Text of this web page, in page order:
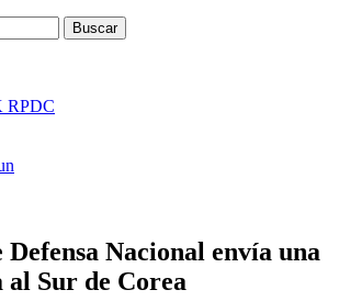
RPDC
Nacional envía una
Sur de Corea